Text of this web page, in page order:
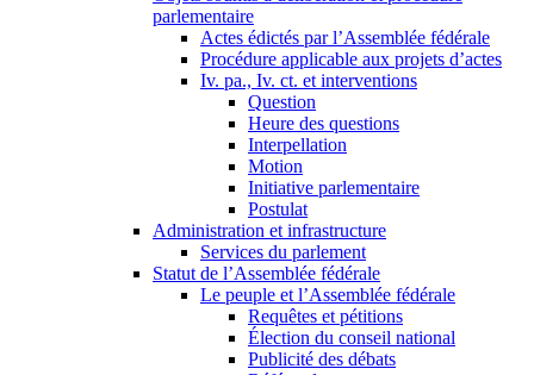
parlementaire
Actes édictés par l’Assemblée fédérale
Procédure applicable aux projets d’actes
Iv. pa., Iv. ct. et interventions
Question
Heure des questions
Interpellation
Motion
Initiative parlementaire
Postulat
Administration et infrastructure
Services du parlement
Statut de l’Assemblée fédérale
Le peuple et l’Assemblée fédérale
Requêtes et pétitions
Élection du conseil national
Publicité des débats